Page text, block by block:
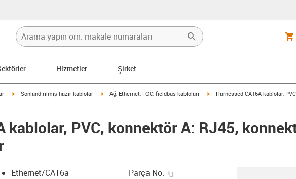
Hizmetler Şirket
igus-icon-arrow-right
Sonlandırılmış hazır kablolar igus-icon-arrow-right
Ağ, Ethernet, FOC, fieldbus kabloları igus-icon-arrow-right
Harnessed CAT6A kablolar,
kablolar, PVC, konnektör A: RJ45,
Ethernet/CAT6a
Parça No.